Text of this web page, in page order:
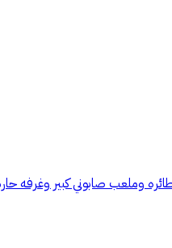
مسبح ١٥/١٠ والعاب اطفال كبيره والقسم الثاني ملعب